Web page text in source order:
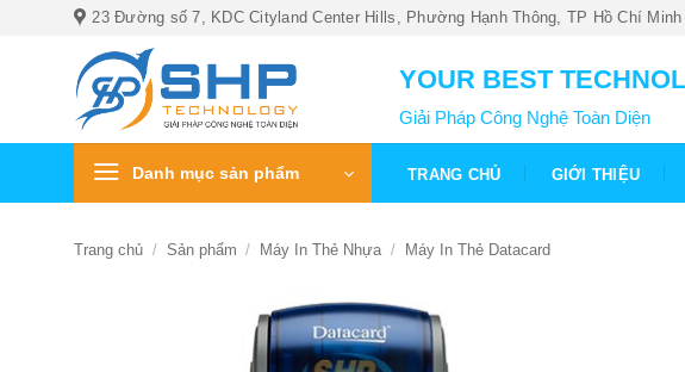
23 Đường số 7, KDC Cityland Center Hills, Phường Hạnh Thông, TP Hồ Chí Minh
YOUR BEST
Giải Pháp Công Nghệ Toàn Diện
Danh mục sản phẩm TRANG CHỦ GIỚI THIỆU
Trang chủ / Sản phẩm / Máy In Thẻ Nhựa / Máy In Thẻ Datacard